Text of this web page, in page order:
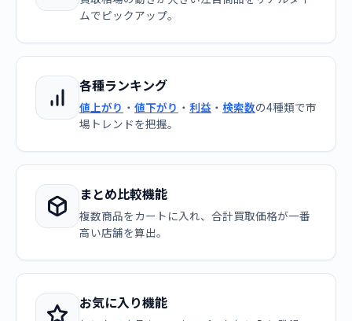
ムでピックアップ。
各種ランキング
値上がり ・ 値下がり ・ 利益 ・ 検索数の4種類で市
場トレンドを把握。
まとめ比較機能
複数商品をカートに入れ、合計買取価格が一番
高い店舗を算出。
お気に入り機能